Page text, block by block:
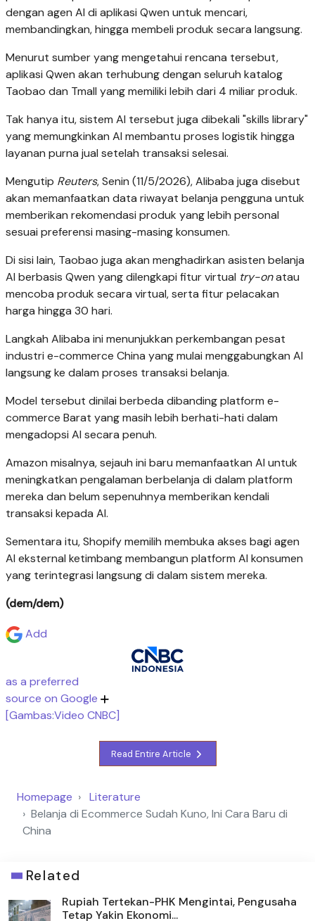
dengan agen AI di aplikasi Qwen untuk mencari,
membandingkan, hingga membeli produk secara langsung.
Menurut sumber yang mengetahui rencana tersebut,
aplikasi Qwen akan terhubung dengan seluruh katalog
Taobao dan Tmall yang memiliki lebih dari 4 miliar produk.
Tak hanya itu, sistem AI tersebut juga dibekali "skills library"
yang memungkinkan AI membantu proses logistik hingga
layanan purna jual setelah transaksi selesai.
Mengutip Reuters, Senin (11/5/2026), Alibaba juga disebut
akan memanfaatkan data riwayat belanja pengguna untuk
memberikan rekomendasi produk yang lebih personal
sesuai preferensi masing-masing konsumen.
Di sisi lain, Taobao juga akan menghadirkan asisten belanja
AI berbasis Qwen yang dilengkapi fitur virtual try-onatau
mencoba produk secara virtual, serta fitur pelacakan
harga hingga 30 hari.
Langkah Alibaba ini menunjukkan perkembangan pesat
industri e-commerce China yang mulai menggabungkan AI
langsung ke dalam proses transaksi belanja.
Model tersebut dinilai berbeda dibanding platform e-
commerce Barat yang masih lebih berhati-hati dalam
mengadopsi AI secara penuh.
Amazon misalnya, sejauh ini baru memanfaatkan AI untuk
meningkatkan pengalaman berbelanja di dalam platform
mereka dan belum sepenuhnya memberikan kendali
transaksi kepada AI.
Sementara itu, Shopify memilih membuka akses bagi agen
AI eksternal ketimbang membangun platform AI konsumen
yang terintegrasi langsung di dalam sistem mereka.
(dem/dem)
Add
as a preferred
source on Google
[Gambas:Video CNBC]
Read Entire Article
Homepage
Literature
Belanja di Ecommerce Sudah Kuno, Ini Cara Baru di
China
Related
Rupiah Tertekan-PHK Mengintai, Pengusaha
Tetap Yakin Ekonomi...